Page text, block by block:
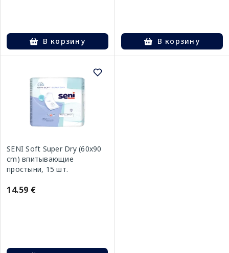
В корзину В корзину
SENI Soft Super Dry (60x90
cm) впитывающие
простыни, 15 шт.
14.59 €